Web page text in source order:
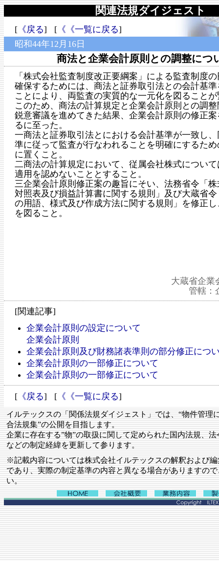
関連法規ダイジェスト
[《戻る] [《《一覧に戻る]
昭和44年12月16日
商法と企業会計原則との調整につ
「株式会社監査制度改正要綱案」による監査制度
確保するためには、商法と証券取引法との会計基
ことにより、両監査の実質的な一元化を図ること
このため、商法の計算規定と企業会計原則との調
鋭意審議を進めてきた結果、企業会計原則の修正
るに至った。
一商法と証券取引法とにおける会計基準が一致し
準に従って監査が行なわれることを明確にするた
に置くこと。
二商法の計算規定において、従属会社株式につい
適用を認めないこととすること。
三企業会計原則修正案の趣旨にそい、法務省令「
対照表及び損益計算書に関する規則」及び大蔵省
の用語、様式及び作成方法に関する規則」を修正
を図ること。
大蔵省企業
管轄：
[関連記事]
企業会計原則の設定について
企業会計原則
企業会計原則及び財務諸表準則の部分修正につ
企業会計原則の一部修正について
企業会計原則の一部修正について
[《戻る] [《《一覧に戻る]
イルテックスの「関係法規ダイジェスト」では、“物件管理
合法規集”の公開を目指します。
企業に存在する”物”の取扱に関して定められた国内法規、
などの制定経緯を更新して参ります。
※記載内容については株式会社イルテックスの解釈および
であり、実際の制定基準の内容と異なる場合がありますの
い。